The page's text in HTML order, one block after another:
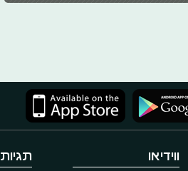
ווידיאו תגיות